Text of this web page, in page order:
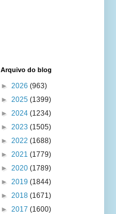
Arquivo do blog
► 2026 (963)
► 2025 (1399)
► 2024 (1234)
► 2023 (1505)
► 2022 (1688)
► 2021 (1779)
► 2020 (1789)
► 2019 (1844)
► 2018 (1671)
► 2017 (1600)